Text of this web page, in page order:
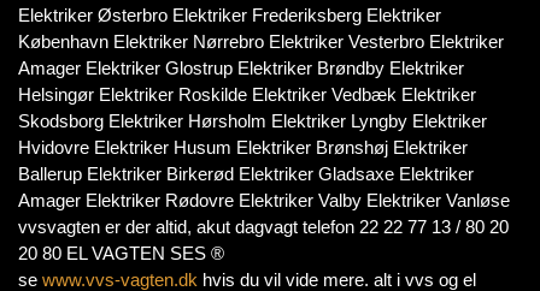
Elektriker Østerbro Elektriker Frederiksberg Elektriker
København Elektriker Nørrebro Elektriker Vesterbro Elektriker
Amager Elektriker Glostrup Elektriker Brøndby Elektriker
Helsingør Elektriker Roskilde Elektriker Vedbæk Elektriker
Skodsborg Elektriker Hørsholm Elektriker Lyngby Elektriker
Hvidovre Elektriker Husum Elektriker Brønshøj Elektriker
Ballerup Elektriker Birkerød Elektriker Gladsaxe Elektriker
Amager Elektriker Rødovre Elektriker Valby Elektriker Vanløse
vvsvagten er der altid, akut dagvagt telefon 22 22 77 13 / 80 20
20 80 EL VAGTEN SES ®
se www.vvs-vagten.dk hvis du vil vide mere. alt i vvs og el